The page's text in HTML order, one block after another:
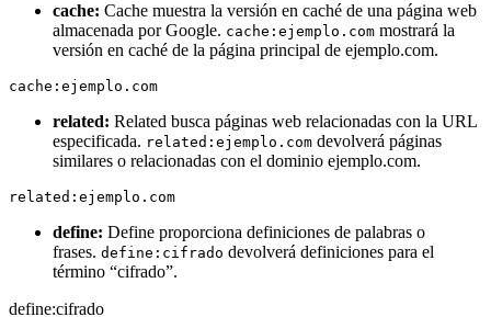
cache: Cache muestra la versión en caché de una página web
almacenada por Google. cache:ejemplo.com mostrará la
versión en caché de la página principal de ejemplo.com.
cache:ejemplo.com
related: Related busca páginas web relacionadas con la URL
especificada. related:ejemplo.com devolverá páginas
similares o relacionadas con el dominio ejemplo.com.
related:ejemplo.com
define: Define proporciona definiciones de palabras o
frases. define:cifrado devolverá definiciones para el
término “cifrado”.
define:cifrado